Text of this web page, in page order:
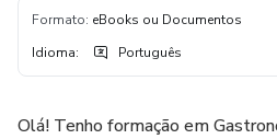
Formato: eBooks ou Documentos
Idioma: Português
Olá! Tenho formação em